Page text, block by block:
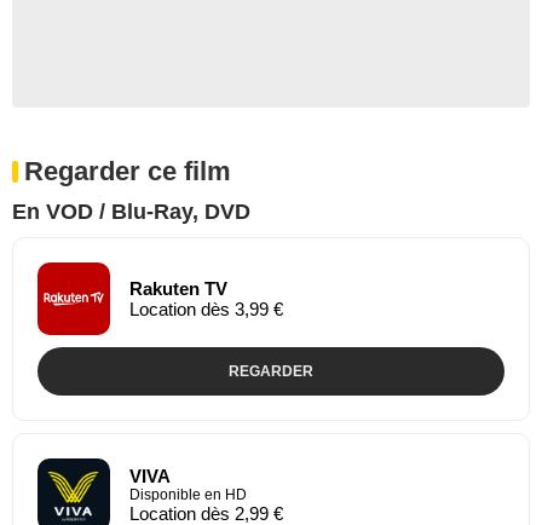
Regarder ce film
En VOD / Blu-Ray, DVD
Rakuten TV
Location dès 3,99 €
REGARDER
VIVA
Disponible en HD
Location dès 2,99 €